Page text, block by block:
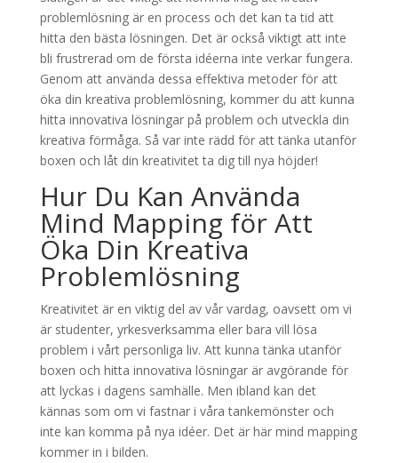
problemlösning är en process och det kan ta tid att
hitta den bästa lösningen. Det är också viktigt att inte
bli frustrerad om de första idéerna inte verkar fungera.
Genom att använda dessa effektiva metoder för att
öka din kreativa problemlösning, kommer du att kunna
hitta innovativa lösningar på problem och utveckla din
kreativa förmåga. Så var inte rädd för att tänka utanför
boxen och låt din kreativitet ta dig till nya höjder!
Hur Du Kan Använda
Mind Mapping för Att
Öka Din Kreativa
Problemlösning
Kreativitet är en viktig del av vår vardag, oavsett om vi
är studenter, yrkesverksamma eller bara vill lösa
problem i vårt personliga liv. Att kunna tänka utanför
boxen och hitta innovativa lösningar är avgörande för
att lyckas i dagens samhälle. Men ibland kan det
kännas som om vi fastnar i våra tankemönster och
inte kan komma på nya idéer. Det är här mind mapping
kommer in i bilden.